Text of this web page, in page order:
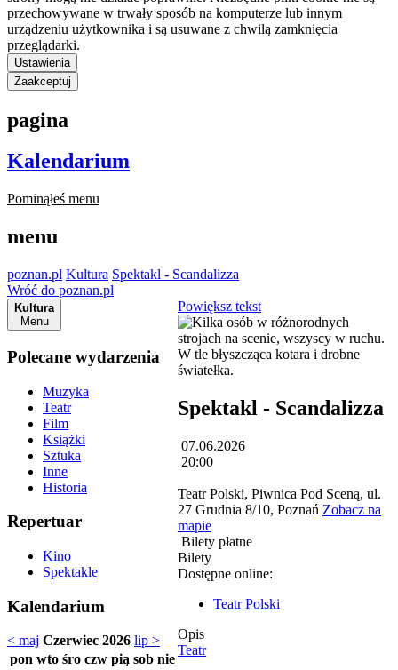
przechowywane w trwały sposób na komputerze lub innym
urządzeniu użytkownika i są usuwane z chwilą zamknięcia
przeglądarki.
Ustawienia
Zaakceptuj
pagina
Kalendarium
Pominąłeś menu
menu
poznan.pl Kultura Spektakl - Scandalizza
Wróć do poznan.pl
Kultura
Menu
Polecane wydarzenia
Muzyka
Teatr
Film
Książki
Sztuka
Inne
Historia
Repertuar
Kino
Spektakle
Kalendarium
< maj Czerwiec 2026 lip >
pon wto śro czw pią sob nie
Powiększ tekst
Spektakl - Scandalizza
07.06.2026
20:00
Teatr Polski, Piwnica Pod Sceną, ul.
27 Grudnia 8/10, Poznań Zobacz na
mapie
Bilety płatne
Bilety
Dostępne online:
Teatr Polski
Opis
Teatr